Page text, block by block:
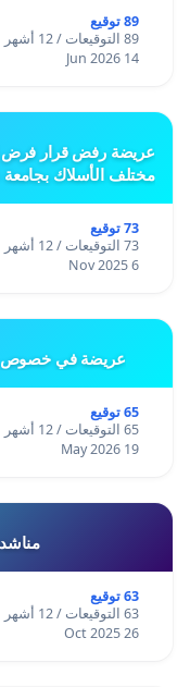
89 توقيع
89 التوقيعات / 12 أشهر
14 Jun 2026
عريضة رفض قرار فرض
مختلف الأسلاك
73 توقيع
73 التوقيعات / 12 أشهر
6 Nov 2025
عريضة في خصوص
65 توقيع
65 التوقيعات / 12 أشهر
19 May 2026
63 توقيع
63 التوقيعات / 12 أشهر
26 Oct 2025